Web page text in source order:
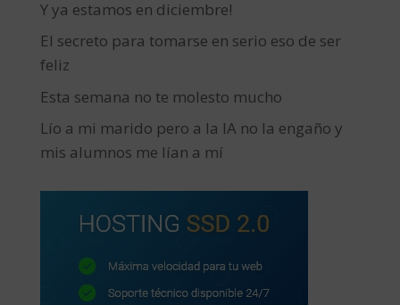
Y ya estamos en diciembre!
El secreto para tomarse en serio eso de ser
feliz
Esta semana no te molesto mucho
Lío a mi marido pero a la IA no la engaño y
mis alumnos me lían a mí